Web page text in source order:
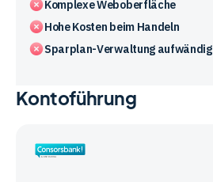
Komplexe Weboberfläche
Hohe Kosten beim Handeln
Sparplan-Verwaltung aufwändig
Vergleichstabelle
Vorteile
Kontoführung